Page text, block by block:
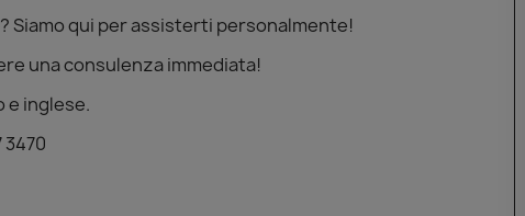
Siamo qui per assisterti personalmente!
una consulenza immediata!
e inglese.